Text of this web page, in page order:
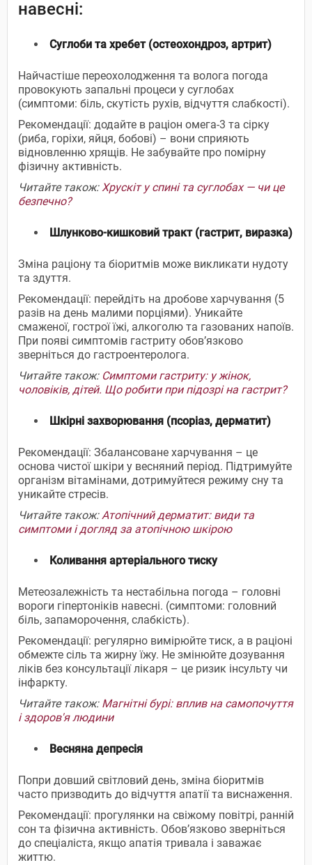
навесні:
Суглоби та хребет (остеохондроз, артрит)
Найчастіше переохолодження та волога погода
провокують запальні процеси у суглобах
(симптоми: біль, скутість рухів, відчуття слабкості).
Рекомендації: додайте в раціон омега-3 та сірку
(риба, горіхи, яйця, бобові) – вони сприяють
відновленню хрящів. Не забувайте про помірну
фізичну активність.
Читайте також:Хрускіт у спині та суглобах — чи це
безпечно?
Шлунково-кишковий тракт (гастрит, виразка)
Зміна раціону та біоритмів може викликати нудоту
та здуття.
Рекомендації: перейдіть на дробове харчування (5
разів на день малими порціями). Уникайте
смаженої, гострої їжі, алкоголю та газованих напоїв.
При появі симптомів гастриту обов’язково
зверніться до гастроентеролога.
Читайте також: Симптоми гастриту: у жінок,
чоловіків, дітей. Що робити при підозрі на гастрит?
Шкірні захворювання (псоріаз, дерматит)
Рекомендації: Збалансоване харчування – це
основа чистої шкіри у весняний період. Підтримуйте
організм вітамінами, дотримуйтеся режиму сну та
уникайте стресів.
Читайте також:Атопічний дерматит: види та
симптоми і догляд за атопічною шкірою
Коливання артеріального тиску
Метеозалежність та нестабільна погода – головні
вороги гіпертоніків навесні. (симптоми: головний
біль, запаморочення, слабкість).
Рекомендації: регулярно вимірюйте тиск, а в раціоні
обмежте сіль та жирну їжу. Не змінюйте дозування
ліків без консультації лікаря – це ризик інсульту чи
інфаркту.
Читайте також: Магнітні бурі: вплив на самопочуття
і здоров'я людини
Весняна депресія
Попри довший світловий день, зміна біоритмів
часто призводить до відчуття апатії та виснаження.
Рекомендації: прогулянки на свіжому повітрі, ранній
сон та фізична активність. Обов’язково зверніться
до спеціаліста, якщо апатія тривала і заважає
життю.